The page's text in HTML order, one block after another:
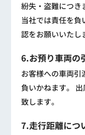
紛失・盗難につき
当社では責任を
認をお願いいたし
6.お預り車両の
お客様への車両引
負いかねます。
致します。
7.走行距離につ